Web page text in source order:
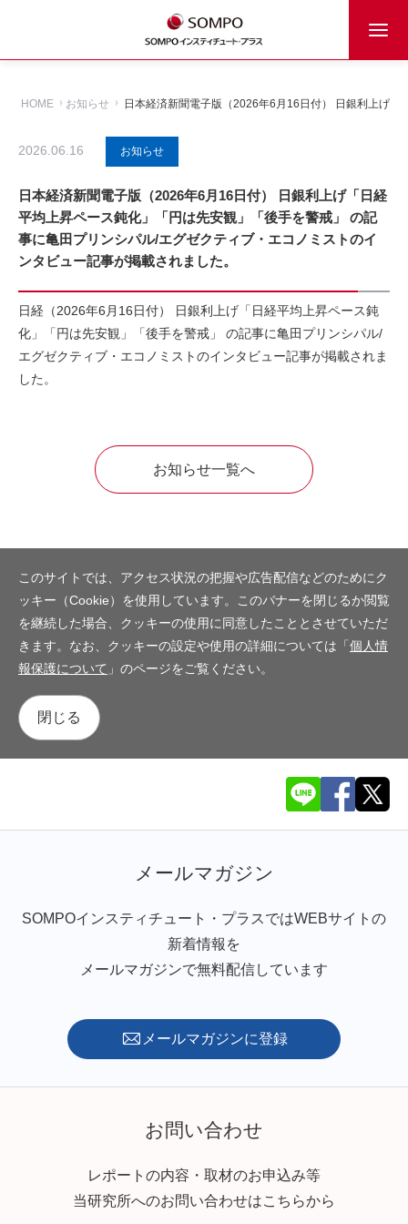
HOME お知らせ 日本経済新聞電子版（2026年6月16日付） 日銀利上げ
2026.06.16 お知らせ
日本経済新聞電子版（2026年6月16日付） 日銀利上げ「日経
平均上昇ペース鈍化」「円は先安観」「後手を警戒」 の記
事に亀田プリンシパル/エグゼクティブ・エコノミストのイ
ンタビュー記事が掲載されました。
日経（2026年6月16日付） 日銀利上げ「日経平均上昇ペース鈍
化」「円は先安観」「後手を警戒」 の記事に亀田プリンシパル/
エグゼクティブ・エコノミストのインタビュー記事が掲載されま
した。
お知らせ一覧へ
このサイトでは、アクセス状況の把握や広告配信などのためにク
ッキー（Cookie）を使用しています。このバナーを閉じるか閲覧
を継続した場合、クッキーの使用に同意したこととさせていただ
きます。なお、クッキーの設定や使用の詳細については「個人情
報保護について 」のページをご覧ください。
閉じる
メールマガジン
SOMPOインスティチュート・プラスではWEBサイトの
新着情報を
メールマガジンで無料配信しています
メールマガジンに登録
お問い合わせ
レポートの内容・取材のお申込み等
当研究所へのお問い合わせはこちらから